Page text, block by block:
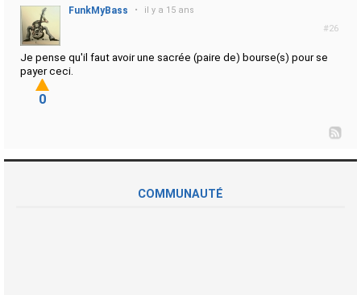
#26
FunkMyBass • il y a 15 ans
Je pense qu'il faut avoir une sacrée (paire de) bourse(s) pour se
payer ceci.
0
COMMUNAUTÉ